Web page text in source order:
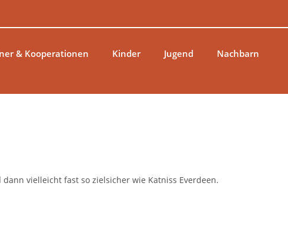
& Kooperationen Kinder Jugend Nachbarn
vielleicht fast so zielsicher wie Katniss Everdeen.